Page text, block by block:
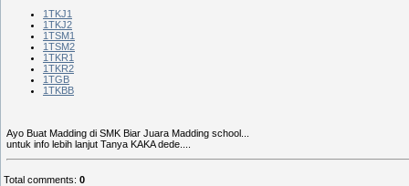
1TKJ1
1TKJ2
1TSM1
1TSM2
1TKR1
1TKR2
1TGB
1TKBB
Ayo Buat Madding di SMK Biar Juara Madding school...
untuk info lebih lanjut Tanya KAKA dede....
Total comments: 0